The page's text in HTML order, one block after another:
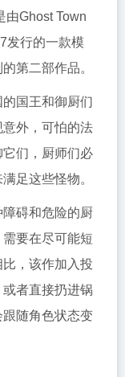
由Ghost Town
发行的一款模
第二部作品。
国王和御厨们
外，可怕的法
们，厨师们必
足这些怪物。
碍和危险的厨
要在尽可能短
，该作加入投
者直接扔进锅
随角色状态变